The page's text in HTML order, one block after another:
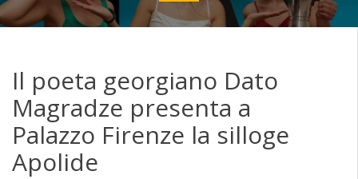
Il poeta georgiano Dato
Magradze presenta a
Palazzo Firenze la silloge
Apolide